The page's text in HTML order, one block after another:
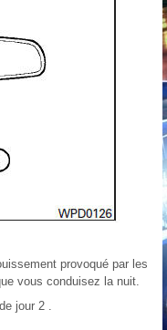
provoqué par les
vous conduisez la nuit.
jour 2 .